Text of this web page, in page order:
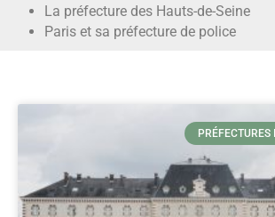
La préfecture des Hauts-de-Seine
Paris et sa préfecture de police